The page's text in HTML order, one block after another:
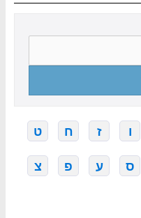
ו ז ח ט
ס ע פ צ